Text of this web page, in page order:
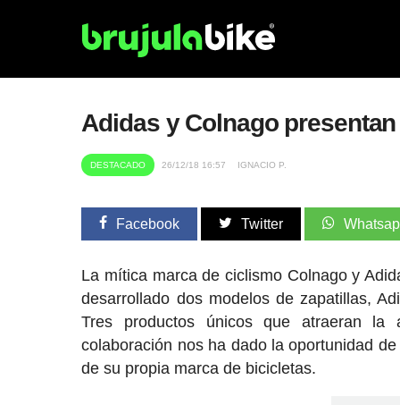
Adidas y Colnago
DESTACADO 26/12/18 16:57 IGNACIO P.
Facebook Twitter
La mítica marca de ciclismo Colnago y
desarrollado dos modelos de zapatillas,
Tres productos únicos que atraeran la
colaboración nos ha dado la oportunidad
de su propia marca de bicicletas.